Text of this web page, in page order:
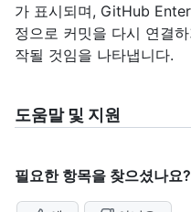
가 표시되며, GitHub
정으로 커밋을 다시 연결
작될 것임을 나타냅니다.
도움말 및 지원
필요한 항목을 찾으셨나요?